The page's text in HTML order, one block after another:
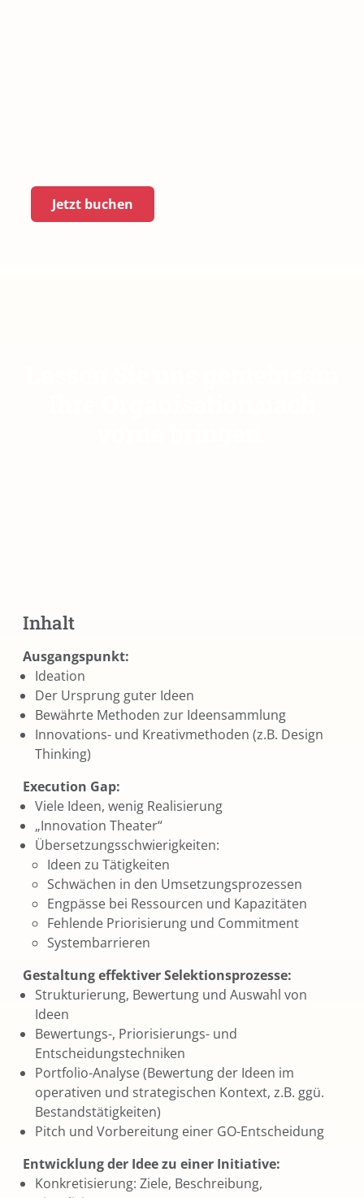
Jetzt buchen
Inhalt
Ausgangspunkt:
Ideation
Der Ursprung guter Ideen
Bewährte Methoden zur Ideensammlung
Innovations- und Kreativmethoden (z.B. Design
Thinking)
Execution Gap:
Viele Ideen, wenig Realisierung
„Innovation Theater“
Übersetzungsschwierigkeiten:
Ideen zu Tätigkeiten
Schwächen in den Umsetzungsprozessen
Engpässe bei Ressourcen und Kapazitäten
Fehlende Priorisierung und Commitment
Systembarrieren
Gestaltung effektiver Selektionsprozesse:
Strukturierung, Bewertung und Auswahl von
Ideen
Bewertungs-, Priorisierungs- und
Entscheidungstechniken
Portfolio-Analyse (Bewertung der Ideen im
operativen und strategischen Kontext, z.B. ggü.
Bestandstätigkeiten)
Pitch und Vorbereitung einer GO-Entscheidung
Entwicklung der Idee zu einer Initiative:
Konkretisierung: Ziele, Beschreibung,